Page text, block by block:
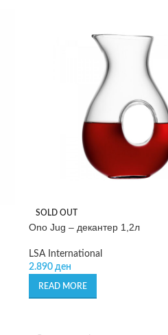
SOLD OUT
Ono Jug – декантер 1,2л
LSA International
2.890 ден
READ MORE